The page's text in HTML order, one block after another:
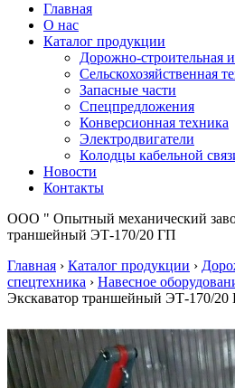
Главная
О нас
Каталог продукции
Дорожно-строительная
Сельскохозяйственная
Запасные части
Спецпредложения
Конверсионная техника
Электродвигатели
Колодцы кабельной
Новости
Контакты
ООО " Опытный механический
траншейный ЭТ-170/20 ГП
Главная › Каталог продукции ›
спецтехника › Навесное
Экскаватор траншейный ЭТ-170/20